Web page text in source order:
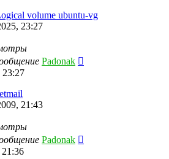
volume ubuntu-vg
23:27
Padonak
23:27
21:43
Padonak
21:36